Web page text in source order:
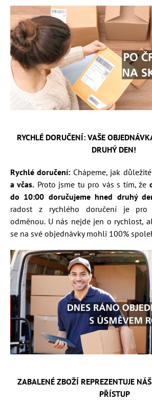
RYCHLÉ DORUČENÍ: VAŠE
DRUHÝ DEN!
Rychlé doručení: Chápeme, jak
a včas. Proto jsme tu pro vás s tím, že
do 10:00 doručujeme hned druhý
radost z rychlého doručení je
odměnou. U nás nejde jen o rychlost,
se na své objednávky mohli 100%
ZABALENÉ ZBOŽÍ REPREZENTUJE
PŘÍSTUP